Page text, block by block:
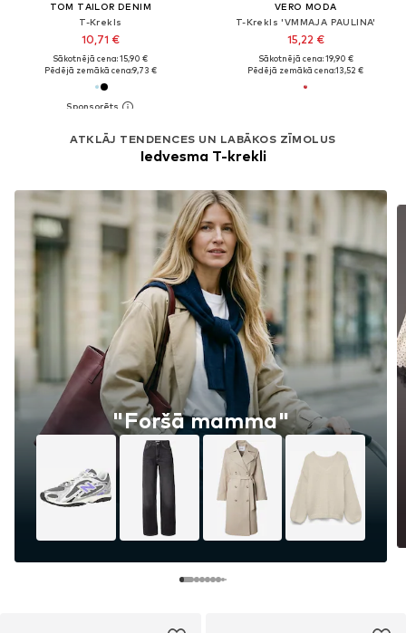
TOM TAILOR DENIM
T-Krekls
10,71 €
Sākotnējā cena: 15,90 €
Pēdējā zemākā cena:9,73 €
VERO MODA
T-Krekls 'VMMAJA PAULINA'
15,22 €
Sākotnējā cena: 19,90 €
Pēdējā zemākā cena:13,52 €
ATKLĀJ TENDENCES UN LABĀKOS ZĪMOLUS
Iedvesma T-krekli
"Foršā mamma"